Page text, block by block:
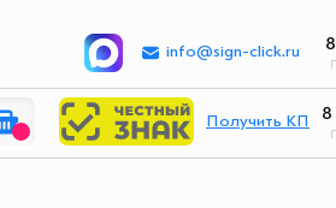
info@sign-click.ru
Получить КП 8